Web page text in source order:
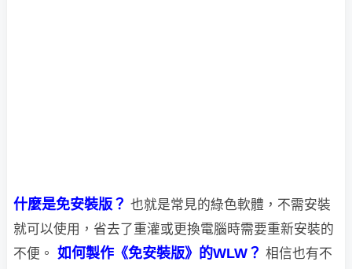
什麼是免安裝版？ 也就是常見的綠色軟體，不需安裝
就可以使用，省去了重灌或更換電腦時需要重新安裝的
不便。 如何製作《免安裝版》的WLW ？ 相信也有不